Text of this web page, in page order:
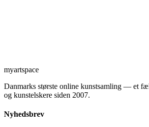
myartspace
Danmarks største online kunstsamling — et
og kunstelskere siden 2007.
Nyhedsbrev